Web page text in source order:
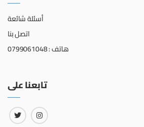
أسئلة شائعة
اتصل بنا
هاتف : 0799061048
تابعنا على